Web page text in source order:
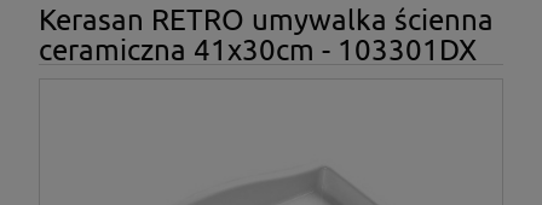
Kerasan RETRO umywalka ścienna
ceramiczna 41x30cm - 103301DX